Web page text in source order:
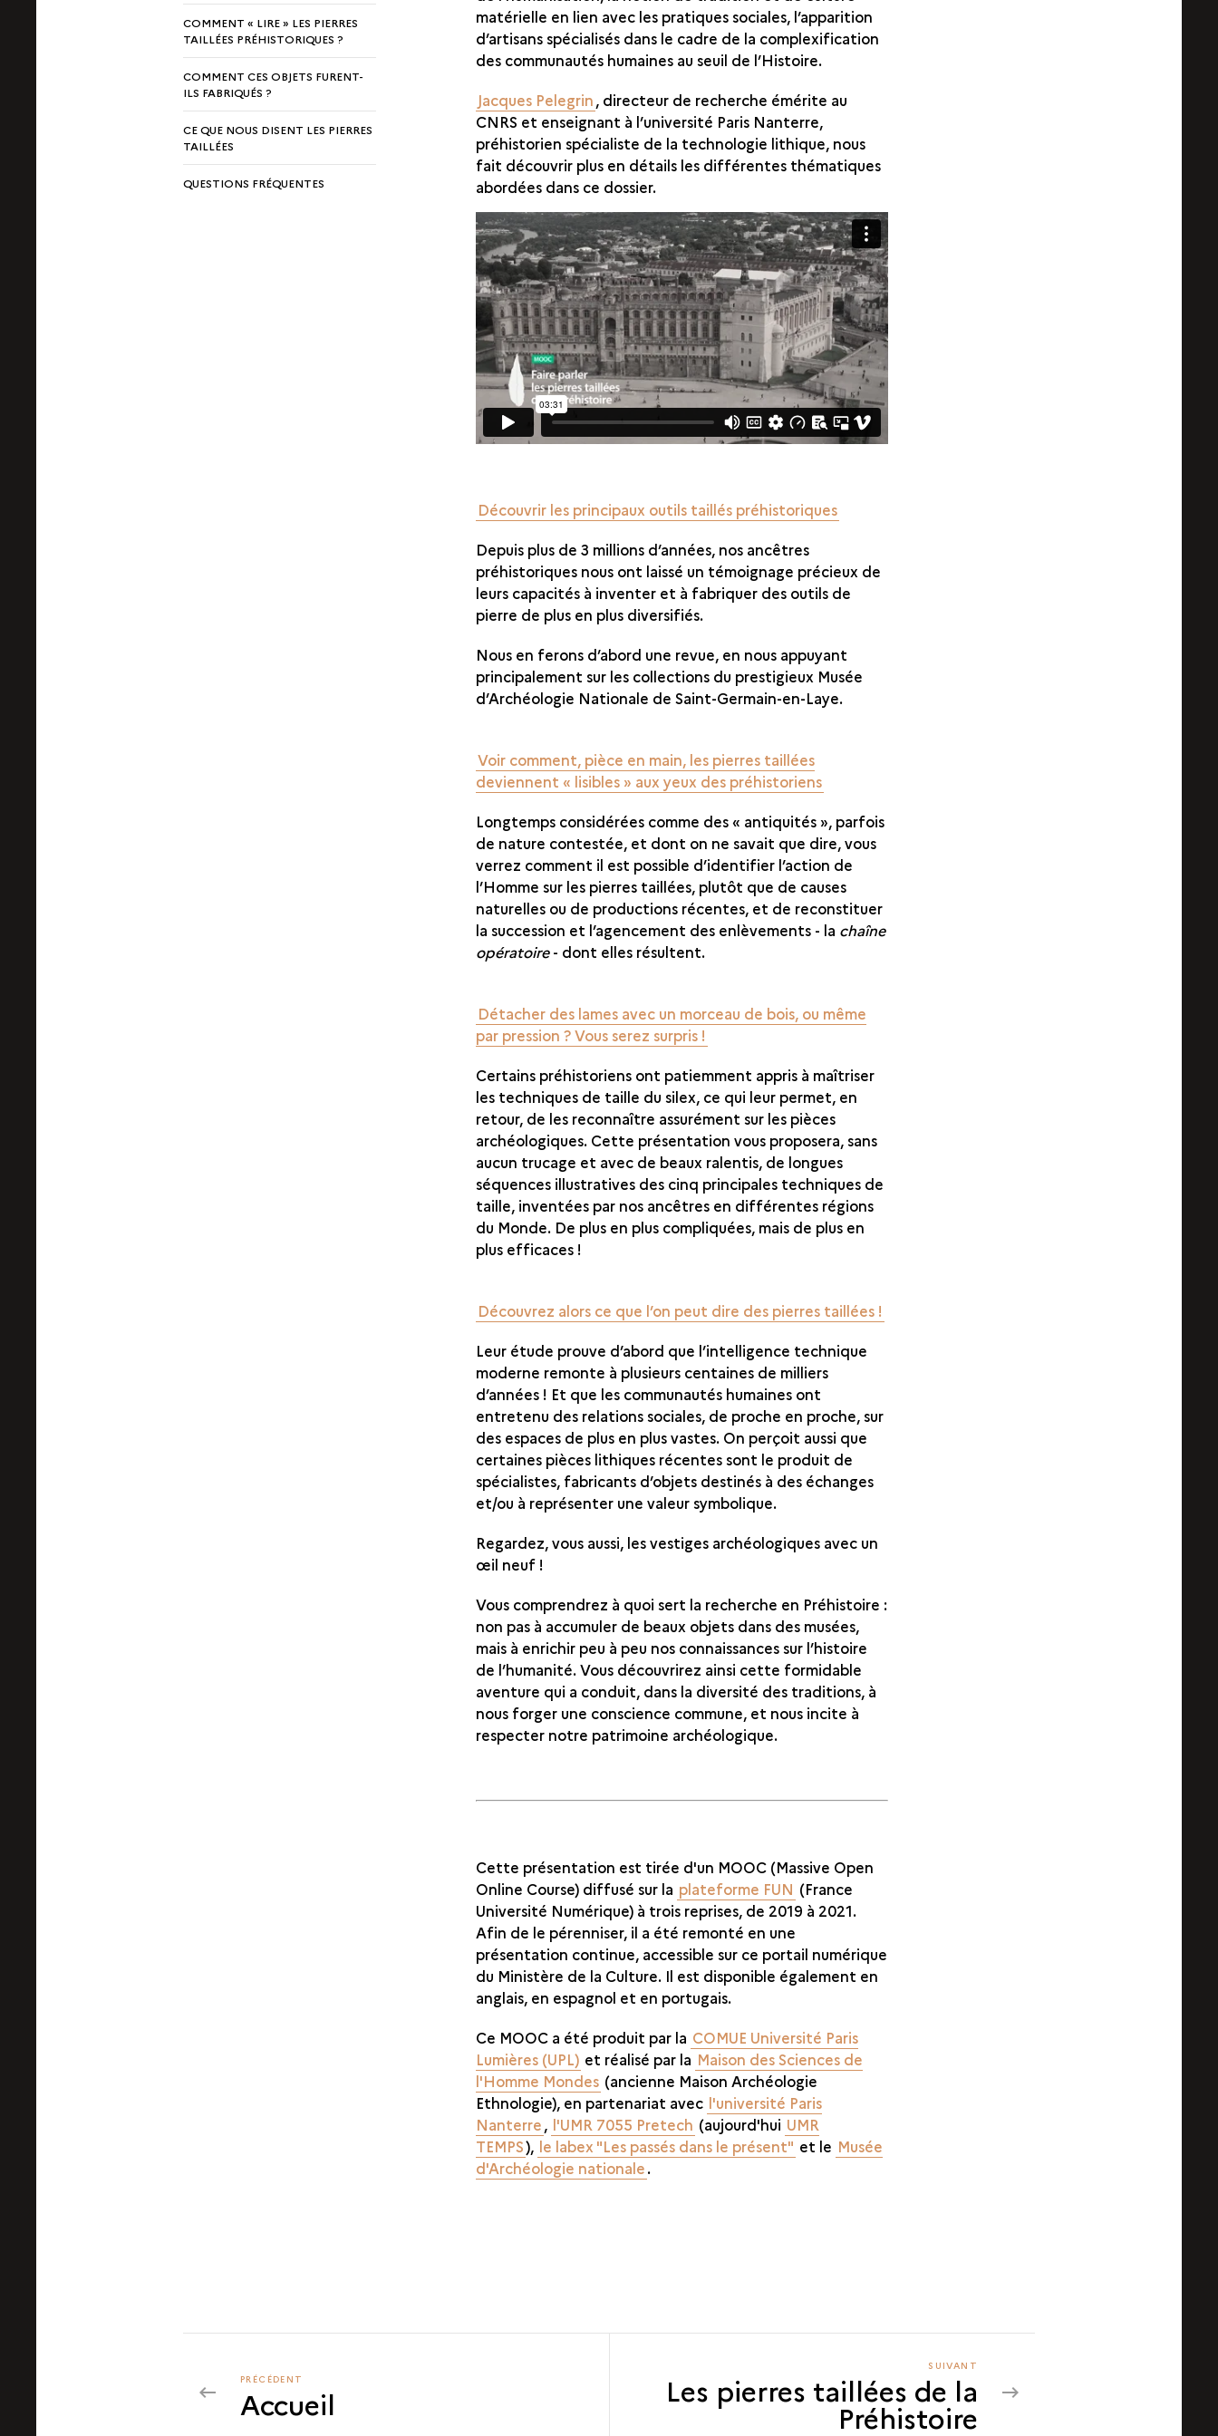
COMMENT « LIRE » LES PIERRES
TAILLÉES PRÉHISTORIQUES ?
COMMENT CES OBJETS FURENT-
ILS FABRIQUÉS ?
CE QUE NOUS DISENT LES PIERRES
TAILLÉES
QUESTIONS FRÉQUENTES
matérielle en lien avec les pratiques sociales, l’apparition
d’artisans spécialisés dans le cadre de la complexification
des communautés humaines au seuil de l’Histoire.
Jacques Pelegrin, directeur de recherche émérite au
CNRS et enseignant à l’université Paris Nanterre,
préhistorien spécialiste de la technologie lithique, nous
fait découvrir plus en détails les différentes thématiques
abordées dans ce dossier.
Découvrir les principaux outils taillés préhistoriques
Depuis plus de 3 millions d’années, nos ancêtres
préhistoriques nous ont laissé un témoignage précieux de
leurs capacités à inventer et à fabriquer des outils de
pierre de plus en plus diversifiés.
Nous en ferons d’abord une revue, en nous appuyant
principalement sur les collections du prestigieux Musée
d’Archéologie Nationale de Saint-Germain-en-Laye.
Voir comment, pièce en main, les pierres taillées
deviennent « lisibles » aux yeux des préhistoriens
Longtemps considérées comme des « antiquités », parfois
de nature contestée, et dont on ne savait que dire, vous
verrez comment il est possible d’identifier l’action de
l’Homme sur les pierres taillées, plutôt que de causes
naturelles ou de productions récentes, et de reconstituer
la succession et l’agencement des enlèvements - la chaîne
opératoire- dont elles résultent.
Détacher des lames avec un morceau de bois, ou même
par pression ? Vous serez surpris !
Certains préhistoriens ont patiemment appris à maîtriser
les techniques de taille du silex, ce qui leur permet, en
retour, de les reconnaître assurément sur les pièces
archéologiques. Cette présentation vous proposera, sans
aucun trucage et avec de beaux ralentis, de longues
séquences illustratives des cinq principales techniques de
taille, inventées par nos ancêtres en différentes régions
du Monde. De plus en plus compliquées, mais de plus en
plus efficaces !
Découvrez alors ce que l’on peut dire des pierres taillées !
Leur étude prouve d’abord que l’intelligence technique
moderne remonte à plusieurs centaines de milliers
d’années ! Et que les communautés humaines ont
entretenu des relations sociales, de proche en proche, sur
des espaces de plus en plus vastes. On perçoit aussi que
certaines pièces lithiques récentes sont le produit de
spécialistes, fabricants d’objets destinés à des échanges
et/ou à représenter une valeur symbolique.
Regardez, vous aussi, les vestiges archéologiques avec un
œil neuf !
Vous comprendrez à quoi sert la recherche en Préhistoire :
non pas à accumuler de beaux objets dans des musées,
mais à enrichir peu à peu nos connaissances sur l’histoire
de l’humanité. Vous découvrirez ainsi cette formidable
aventure qui a conduit, dans la diversité des traditions, à
nous forger une conscience commune, et nous incite à
respecter notre patrimoine archéologique.
Cette présentation est tirée d'un MOOC (Massive Open
Online Course) diffusé sur la plateforme FUN (France
Université Numérique) à trois reprises, de 2019 à 2021.
Afin de le pérenniser, il a été remonté en une
présentation continue, accessible sur ce portail numérique
du Ministère de la Culture. Il est disponible également en
anglais, en espagnol et en portugais.
Ce MOOC a été produit par la COMUE Université Paris
Lumières (UPL) et réalisé par la Maison des Sciences de
l'Homme Mondes (ancienne Maison Archéologie
Ethnologie), en partenariat avec l'université Paris
Nanterre, l'UMR 7055 Pretech (aujourd'hui UMR
TEMPS), le labex "Les passés dans le présent" et le Musée
d'Archéologie nationale.
PRÉCÉDENT
LES
PRÉCÉDENT
Accueil
SUIVANT
LES
PIERRES
TAILLÉES
SUIVANT
Les pierres taillées de la
Préhistoire